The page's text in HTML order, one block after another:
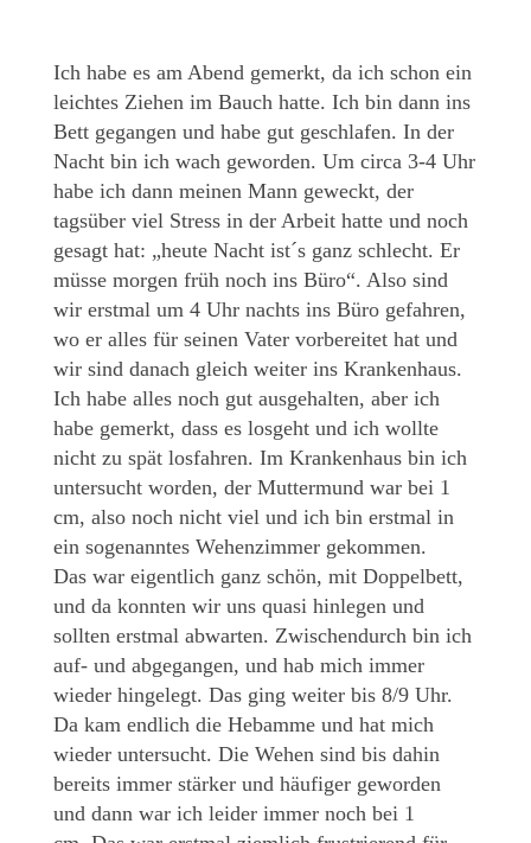
Ich habe es am Abend gemerkt, da ich schon ein
leichtes Ziehen im Bauch hatte. Ich bin dann ins
Bett gegangen und habe gut geschlafen. In der
Nacht bin ich wach geworden. Um circa 3-4 Uhr
habe ich dann meinen Mann geweckt, der
tagsüber viel Stress in der Arbeit hatte und noch
gesagt hat: „heute Nacht ist´s ganz schlecht. Er
müsse morgen früh noch ins Büro“. Also sind
wir erstmal um 4 Uhr nachts ins Büro gefahren,
wo er alles für seinen Vater vorbereitet hat und
wir sind danach gleich weiter ins Krankenhaus.
Ich habe alles noch gut ausgehalten, aber ich
habe gemerkt, dass es losgeht und ich wollte
nicht zu spät losfahren. Im Krankenhaus bin ich
untersucht worden, der Muttermund war bei 1
cm, also noch nicht viel und ich bin erstmal in
ein sogenanntes Wehenzimmer gekommen.
Das war eigentlich ganz schön, mit Doppelbett,
und da konnten wir uns quasi hinlegen und
sollten erstmal abwarten. Zwischendurch bin ich
auf- und abgegangen, und hab mich immer
wieder hingelegt. Das ging weiter bis 8/9 Uhr.
Da kam endlich die Hebamme und hat mich
wieder untersucht. Die Wehen sind bis dahin
bereits immer stärker und häufiger geworden
und dann war ich leider immer noch bei 1